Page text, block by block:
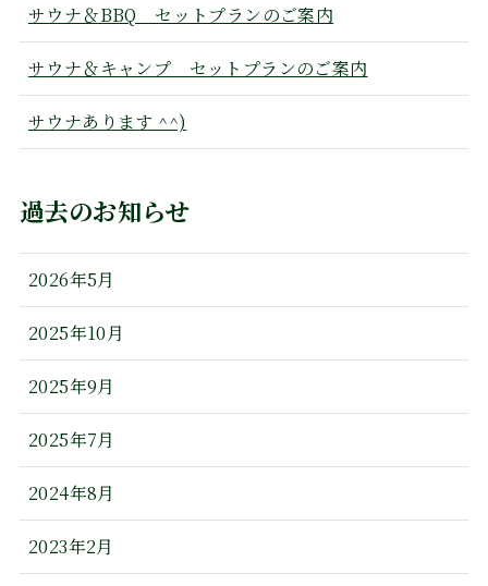
サウナ＆BBQ セットプランのご案内
サウナ＆キャンプ セットプランのご案内
サウナあります ^^)
過去のお知らせ
2026年5月
2025年10月
2025年9月
2025年7月
2024年8月
2023年2月